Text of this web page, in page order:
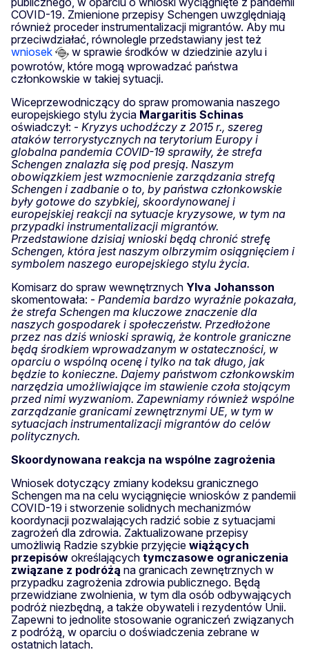
COVID-19. Zmienione przepisy Schengen uwzględniają
również proceder instrumentalizacji migrantów. Aby mu
przeciwdziałać, równolegle przedstawiany jest też
wniosek
w sprawie środków w dziedzinie azylu i
powrotów, które mogą wprowadzać państwa
członkowskie w takiej sytuacji.
Wiceprzewodniczący do spraw promowania naszego
europejskiego stylu życia Margaritis Schinas
oświadczył: - Kryzys uchodźczy z 2015 r., szereg
ataków terrorystycznych na terytorium Europy i
globalna pandemia COVID-19 sprawiły, że strefa
Schengen znalazła się pod presją. Naszym
obowiązkiem jest wzmocnienie zarządzania strefą
Schengen i zadbanie o to, by państwa członkowskie
były gotowe do szybkiej, skoordynowanej i
europejskiej reakcji na sytuacje kryzysowe, w tym na
przypadki instrumentalizacji migrantów.
Przedstawione dzisiaj wnioski będą chronić strefę
Schengen, która jest naszym olbrzymim osiągnięciem i
symbolem naszego europejskiego stylu życia.
Komisarz do spraw wewnętrznych Ylva Johansson
skomentowała: - Pandemia bardzo wyraźnie pokazała,
że strefa Schengen ma kluczowe znaczenie dla
naszych gospodarek i społeczeństw. Przedłożone
przez nas dziś wnioski sprawią, że kontrole graniczne
będą środkiem wprowadzanym w ostateczności, w
oparciu o wspólną ocenę i tylko na tak długo, jak
będzie to konieczne. Dajemy państwom członkowskim
narzędzia umożliwiające im stawienie czoła stojącym
przed nimi wyzwaniom. Zapewniamy również wspólne
zarządzanie granicami zewnętrznymi UE, w tym w
sytuacjach instrumentalizacji migrantów do celów
politycznych.
Skoordynowana reakcja na wspólne zagrożenia
Wniosek dotyczący zmiany kodeksu granicznego
Schengen ma na celu wyciągnięcie wniosków z pandemii
COVID-19 i stworzenie solidnych mechanizmów
koordynacji pozwalających radzić sobie z sytuacjami
zagrożeń dla zdrowia. Zaktualizowane przepisy
umożliwią Radzie szybkie przyjęcie wiążących
przepisów określających tymczasowe ograniczenia
związane z podróżą na granicach zewnętrznych w
przypadku zagrożenia zdrowia publicznego. Będą
przewidziane zwolnienia, w tym dla osób odbywających
podróż niezbędną, a także obywateli i rezydentów Unii.
Zapewni to jednolite stosowanie ograniczeń związanych
z podróżą, w oparciu o doświadczenia zebrane w
ostatnich latach.